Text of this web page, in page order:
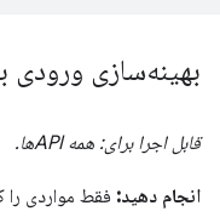
بهینه‌سازی
قابل اجرا برای: همه APIها.
انجام دهید: فقط مواردی را